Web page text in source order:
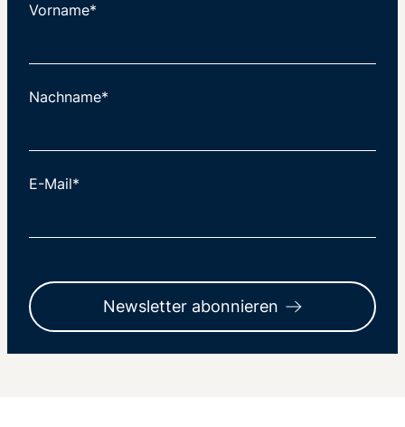
Vorname*
Nachname*
E-Mail*
Newsletter abonnieren